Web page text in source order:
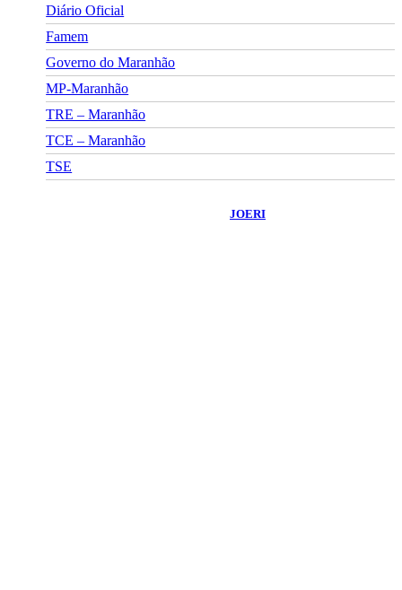
Diário Oficial
Famem
Governo do Maranhão
MP-Maranhão
TRE – Maranhão
TCE – Maranhão
TSE
JOERI